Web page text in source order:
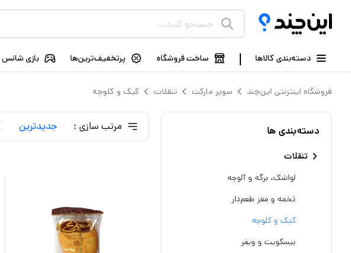
دسته‌بندی کالاها ساخت فروشگاه پرتخفیف‌ترین‌ها بازی شانس
فروشگاه اینترنتی این‌چند سوپر مارکت تنقلات کیک و کلوچه
دسته‌بندی ها
تنقلات
لواشک، برگه و آلوچه
تخمه و مغز طعم‌دار
کیک و کلوچه
بیسکویت و ویفر
مرتب سازی : جدید‌ترین